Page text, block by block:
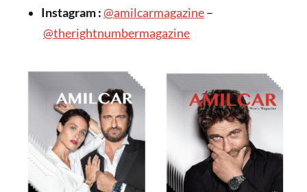
Instagram :@amilcarmagazine–
@therightnumbermagazine